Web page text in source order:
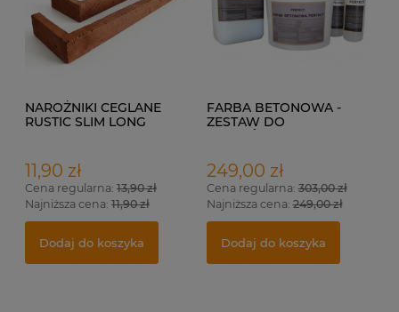
NAROŻNIKI CEGLANE
RUSTIC SLIM LONG
11,90 zł
Cena regularna: 13,90 zł
Najniższa cena: 11,90 zł
Dodaj do koszyka
FARBA BETONOWA -
ZESTAW DO
249,00 zł
Cena regularna:303,00 zł
Najniższa cena:249,00 zł
Dodaj do koszyka